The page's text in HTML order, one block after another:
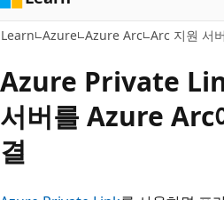
Learn Azure Azure Arc Arc 지원 서버
Azure Private
서버를 Azure Arc
결